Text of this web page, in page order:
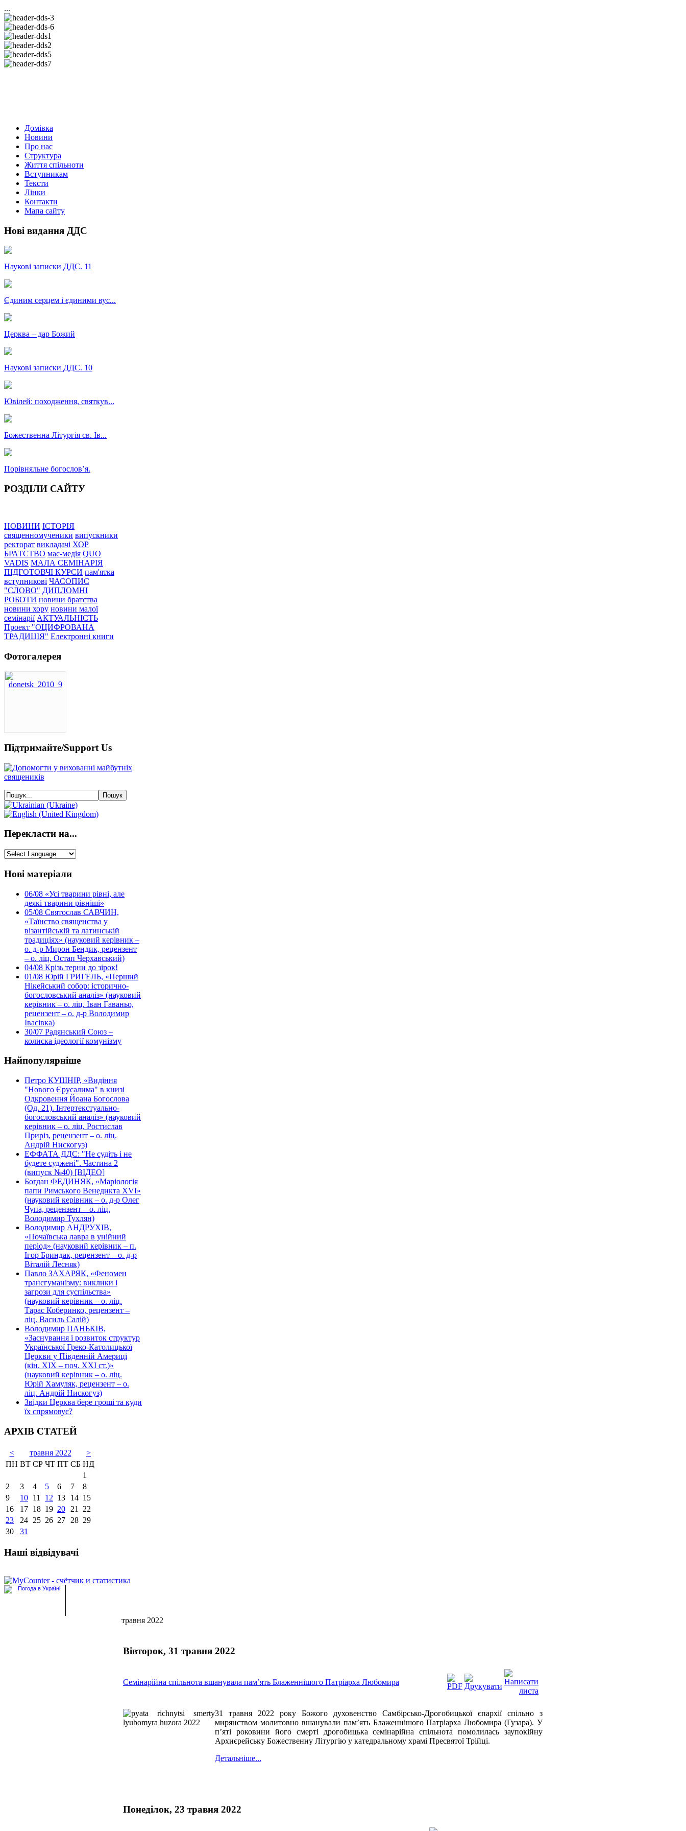
...
Домівка
Новини
Про нас
Структура
Життя спільноти
Вступникам
Тексти
Лінки
Контакти
Мапа сайту
Нові видання ДДС
Наукові записки ДДС. 11
Єдиним серцем і єдиними вус...
Церква – дар Божий
Наукові записки ДДС. 10
Ювілей: походження, святкув...
Божественна Літургія св. Ів...
Порівняльне богословʼя.
РОЗДІЛИ САЙТУ
НОВИНИ ІСТОРІЯ
священномученики випускники
ректорат викладачі ХОР
БРАТСТВО мас-медія QUO
VADIS МАЛА СЕМІНАРІЯ
ПІДГОТОВЧІ КУРСИ пам'ятка
вступникові ЧАСОПИС
"СЛОВО" ДИПЛОМНІ
РОБОТИ новини братства
новини хору новини малої
семінарії АКТУАЛЬНІСТЬ
Проект "ОЦИФРОВАНА
ТРАДИЦІЯ" Електронні книги
Фотогалерея
Підтримайте/Support Us
Перекласти на...
Нові матеріали
06/08 «Усі тварини рівні, але
деякі тварини рівніші»
05/08 Святослав САВЧИН,
«Таїнство священства у
візантійській та латинській
традиціях» (науковий керівник –
о. д-р Мирон Бендик, рецензент
– о. ліц. Остап Черхавський)
04/08 Крізь терни до зірок!
01/08 Юрій ГРИГЕЛЬ, «Перший
Нікейський собор: історично-
богословський аналіз» (науковий
керівник – о. ліц. Іван Гаваньо,
рецензент – о. д-р Володимир
Івасівка)
30/07 Радянський Союз –
колиска ідеології комунізму
Найпопулярніше
Петро КУШНІР, «Видіння
"Нового Єрусалима" в книзі
Одкровення Йоана Богослова
(Од. 21). Інтертекстуально-
богословський аналіз» (науковий
керівник – о. ліц. Ростислав
Приріз, рецензент – о. ліц.
Андрій Нискогуз)
ЕФФАТА ДДС: "Не судіть і не
будете суджені". Частина 2
(випуск №40) [ВІДЕО]
Богдан ФЕДИНЯК, «Маріологія
папи Римського Венедикта XVI»
(науковий керівник – о. д-р Олег
Чупа, рецензент – о. ліц.
Володимир Тухлян)
Володимир АНДРУХІВ,
«Почаївська лавра в унійний
період» (науковий керівник – п.
Ігор Бриндак, рецензент – о. д-р
Віталій Лесняк)
Павло ЗАХАРЯК, «Феномен
трансгуманізму: виклики і
загрози для суспільства»
(науковий керівник – о. ліц.
Тарас Коберинко, рецензент –
ліц. Василь Салій)
Володимир ПАНЬКІВ,
«Заснування і розвиток структур
Української Греко-Католицької
Церкви у Південній Америці
(кін. ХІХ – поч. ХХІ ст.)»
(науковий керівник – о. ліц.
Юрій Хамуляк, рецензент – о.
ліц. Андрій Нискогуз)
Звідки Церква бере гроші та куди
їх спрямовує?
АРХІВ СТАТЕЙ
< травня 2022
>
ПН ВТ СР ЧТ ПТ СБ НД
1
2
3 4 5 6 7
8
9
10 11 12 13 14 15
16
17 18 19 20 21
22
23
24 25 26 27 28 29
30
31
Наші відвідувачі
травня 2022
Вівторок, 31 травня 2022
Семінарійна спільнота вшанувала пам’ять Блаженнішого Патріарха Любомира
31 травня 2022 року Божого духовенство Самбірсько-Дрогобицької єпархії спільно з
мирянством молитовно вшанували пам’ять Блаженнішого Патріарха Любомира (Гузара). У
п’яті роковини його смерті дрогобицька семінарійна спільнота помолилась заупокійну
Архиєрейську Божественну Літургію у катедральному храмі Пресвятої Трійці.
Детальніше...
Понеділок, 23 травня 2022